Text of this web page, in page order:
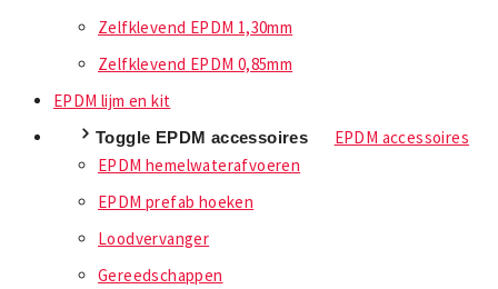
Zelfklevend EPDM 1,30mm
Zelfklevend EPDM 0,85mm
EPDM lijm en kit
Toggle EPDM accessoires
EPDM accessoires
EPDM hemelwaterafvoeren
EPDM prefab hoeken
Loodvervanger
Gereedschappen